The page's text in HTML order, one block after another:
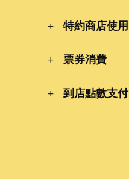
特約商店使用
票券消費
到店點數支付